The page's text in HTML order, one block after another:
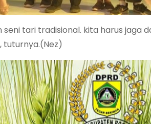
tari tradisional. kita harus jaga
tuturnya.(Nez)